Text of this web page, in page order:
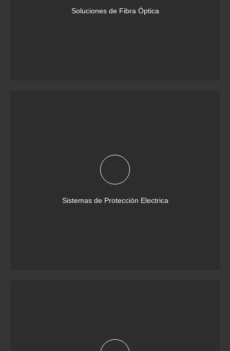
Soluciones de Fibra Óptica
Sistemas de Protección Electrica